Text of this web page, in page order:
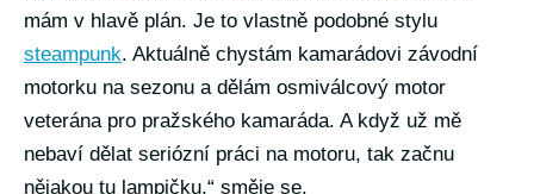
mám v hlavě plán. Je to vlastně podobné stylu
steampunk. Aktuálně chystám kamarádovi závodní
motorku na sezonu a dělám osmiválcový motor
veterána pro pražského kamaráda. A když už mě
nebaví dělat seriózní práci na motoru, tak začnu
nějakou tu lampičku,“ směje se.